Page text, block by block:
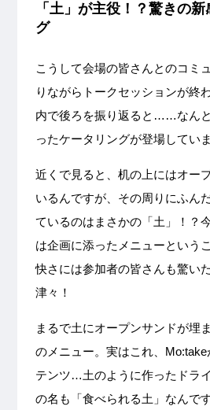
「土」が主役！？驚きの
グ
こうして会場の皆さんとのコミ
りながらトークセッションが終
内で後ろを振り返ると……なん
ったケータリングが登場してい
近くで見ると、机の上にはオー
いるんですが、その周りにふん
ているのはまさかの「土」！？
は企画に添ったメニューという
快さには参加者の皆さんも驚い
津々！
まるで土にオープンサンドが埋
のメニュー。実はこれ、
テンツ…土のように作ったドラ
の名も「食べられる土」なんで